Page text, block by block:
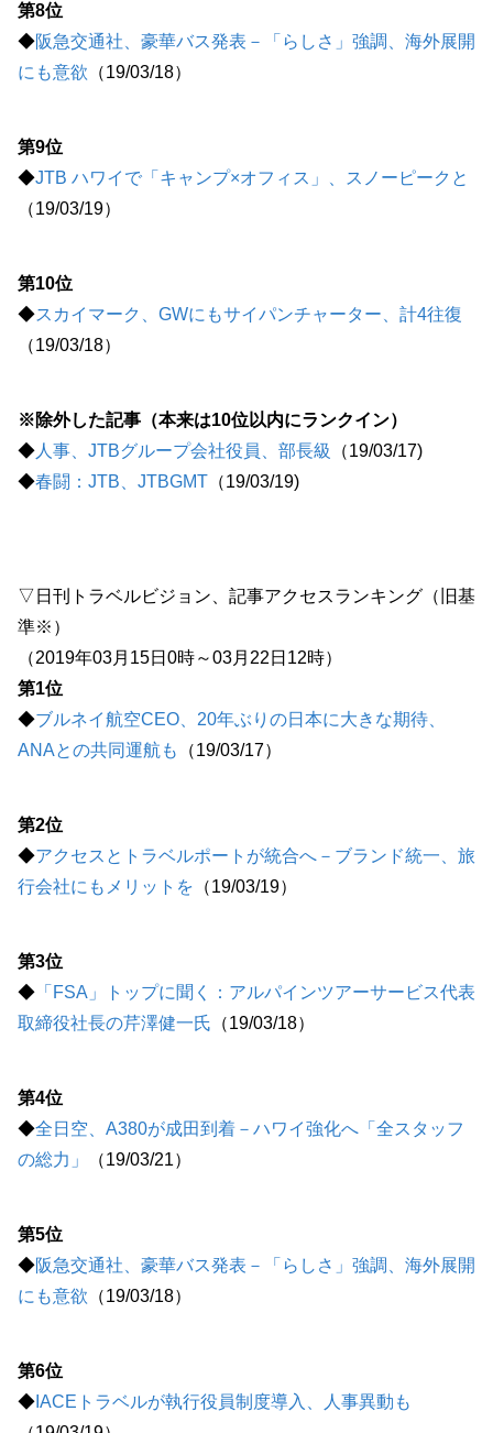
第8位
◆阪急交通社、豪華バス発表－「らしさ」強調、海外展開
にも意欲 （19/03/18）
第9位
◆JTB ハワイで「キャンプ×オフィス」、スノーピークと
（19/03/19）
第10位
◆スカイマーク、GWにもサイパンチャーター、計4往復
（19/03/18）
※除外した記事（本来は10位以内にランクイン）
◆人事、JTBグループ会社役員、部長級
（19/03/17)
◆春闘：JTB、JTBGMT （19/03/19)
▽日刊トラベルビジョン、記事アクセスランキング（旧基
準※）
（2019年03月15日0時～03月22日12時）
第1位
◆ブルネイ航空CEO、20年ぶりの日本に大きな期待、
ANAとの共同運航も
（19/03/17）
第2位
◆アクセスとトラベルポートが統合へ－ブランド統一、旅
行会社にもメリットを （19/03/19）
第3位
◆ 「FSA」トップに聞く：アルパインツアーサービス代表
取締役社長の芹澤健一氏 （19/03/18）
第4位
◆全日空、A380が成田到着－ハワイ強化へ「全スタッフ
の総力」
（19/03/21）
第5位
◆阪急交通社、豪華バス発表－「らしさ」強調、海外展開
にも意欲 （19/03/18）
第6位
◆ IACEトラベルが執行役員制度導入、人事異動も